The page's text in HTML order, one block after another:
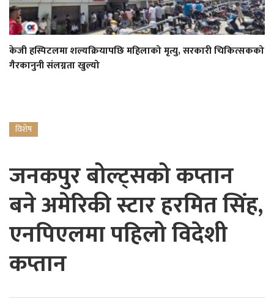
केजी हस्पिटलमा शल्यक्रियापछि महिलाको मृत्यु, सरकारी चिकित्सकको
गैरकानुनी संलग्नता खुल्यो
विशेष
जनकपुर बोल्ट्सको कप्तान
बने अमेरिकी स्टार हरमित सिंह,
एनपिएलमा पहिलो विदेशी
कप्तान